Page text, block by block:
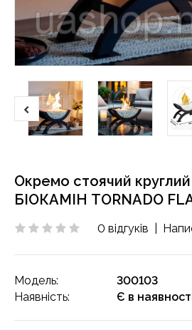
Окремо стоячий
БІОКАМІН TORNADO
0 відгуків
Модель:
300103
Наявність:
Є в